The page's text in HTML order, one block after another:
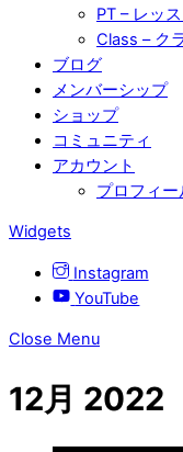
PT – レッ
Class – ク
ブログ
メンバーシップ
ショップ
コミュニティ
アカウント
プロフィー
Widgets
Instagram
YouTube
Close Menu
12月 2022